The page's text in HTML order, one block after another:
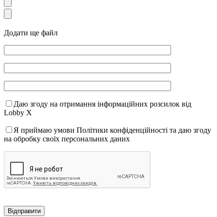
Додати ще файл
Даю згоду на отримання інформаційних розсилок від
Lobby X
Я приймаю умови Політики конфіденційності та даю згоду
на обробку своїх персональних даних